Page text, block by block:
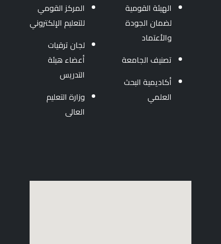
الهيئة القومية
لضمان الجودة
والأعتماد
تصنيف الجامعة
أكاديمية البحث
العلمي
المركز القومي
للتعليم الإلكتروني
لجان ترقيات
أعضاء هيئة
التدريس
وزارة التعليم
العالى